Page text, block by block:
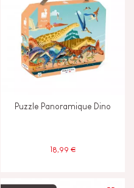
Puzzle Panoramique Dino
18,99 €